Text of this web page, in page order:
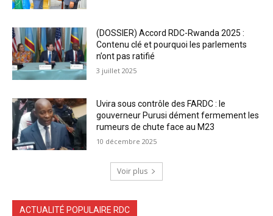
(DOSSIER) Accord RDC-Rwanda 2025 :
Contenu clé et pourquoi les parlements
n’ont pas ratifié
3 juillet 2025
Uvira sous contrôle des FARDC : le
gouverneur Purusi dément fermement les
rumeurs de chute face au M23
10 décembre 2025
Voir plus
ACTUALITÉ POPULAIRE RDC